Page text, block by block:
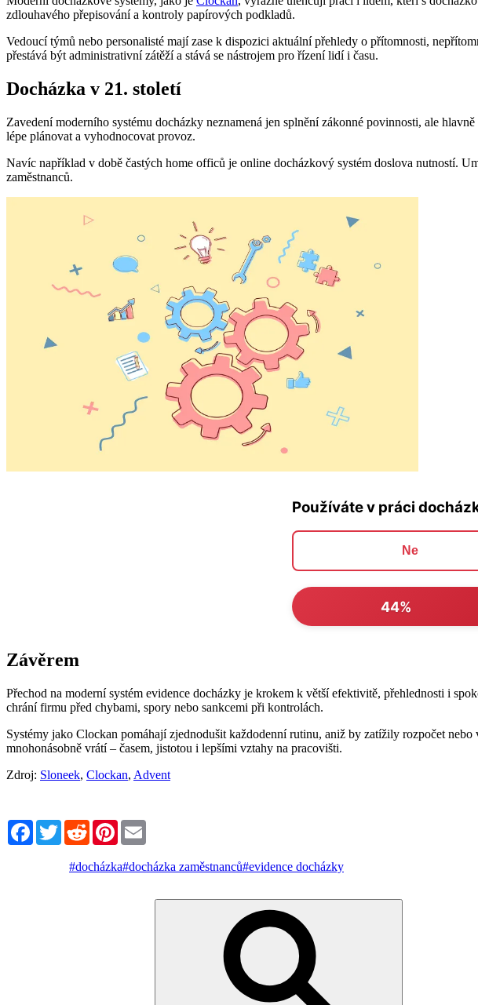
zdlouhavého přepisování a kontroly papírových podkladů.
Vedoucí týmů nebo personalisté mají zase k dispozici aktuální přehledy o přítomnosti,
přestává být administrativní zátěží a stává se nástrojem pro řízení lidí i času.
Docházka v 21. století
Zavedení moderního systému docházky neznamená jen splnění zákonné povinnosti, ale
lépe plánovat a vyhodnocovat provoz.
Navíc například v době častých home officů je online docházkový systém doslova nutností.
zaměstnanců.
Používáte v práci
Ne
44%
Závěrem
Přechod na moderní systém evidence docházky je krokem k větší efektivitě, přehlednosti i
chrání firmu před chybami, spory nebo sankcemi při kontrolách.
Systémy jako Clockan pomáhají zjednodušit každodenní rutinu, aniž by zatížily rozpočet
mnohonásobně vrátí – časem, jistotou i lepšími vztahy na pracovišti.
Zdroj: Sloneek, Clockan, Advent
FacebookTwitterRedditPinterest
#docházka#docházka zaměstnanců#evidence docházky